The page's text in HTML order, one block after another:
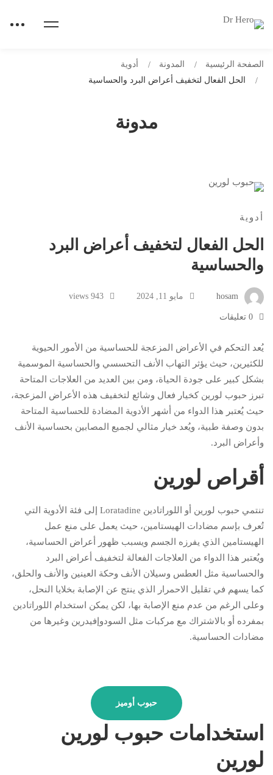
مدونة
الصفحة الرئيسية المدونة
أدوية
الحل الفعال لتخفيف أعراض البرد والحساسية
أدوية
الحل الفعال لتخفيف أعراض البرد
والحساسية
مايو 11, 2024 943 views
0 تعليقات
يُعد التحكم في الأعراض المزعجة للحساسية من الأمور الحيوية
للكثيرين، حيث يؤثر التهاب الأنف التحسسي والحساسية الموسمية
بشكل كبير على جودة الحياة، ومن بين العديد من العلاجات المتاحة
تبرز حبوب لورين كخيار فعال وشائع لتخفيف هذه الأعراض المزعجة،
حيث يُعتبر هذا الدواء من أشهر الأدوية المضادة للحساسية المتاحة
بدون وصفة طبية، ويُعد خيار مثالي لجميع المصابين بحساسية الأنف
وأعراض البرد.
أقراص لورين
تنتمي حبوب لورين أو اللوراتادين Loratadine إلى فئة الأدوية التي
تُعرف بإسم مضادات الهيستامين، حيث يعمل على منع عمل
الهيستامين الذي يفرزه الجسم ويسبب ظهور أعراض الحساسية،
ويُعتبر هذا الدواء من العلاجات الفعالة لتخفيف أعراض البرد
والحساسية مثل العطس وسيلان الأنف وحكة العينين والأنف والحلق،
كما يسهم في تقليل الاحمرار الذي ينتج عن الإصابة بخلايا النحل،
وعلى الرغم من عدم منع الإصابة بها، لكن يمكن استخدام اللوراتادين
بمفرده أو بالاشتراك مع مركبات مثل السودوإفيدرين وغيرها من
مضادات الحساسية.
حبوب أوميز
استخدامات حبوب لورين
لورين